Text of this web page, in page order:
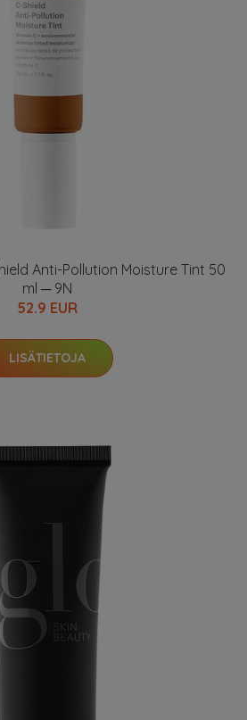
Anti-Pollution Moisture Tint 50
ml ─ 9N
52.9 EUR
LISÄTIETOJA